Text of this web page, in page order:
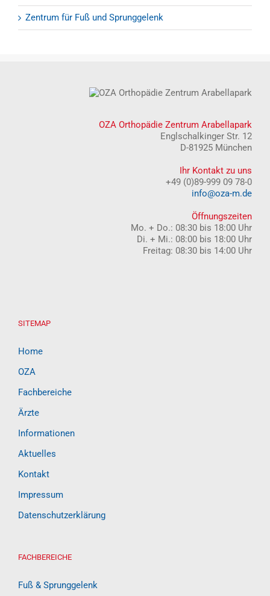
Zentrum für Fuß und Sprunggelenk
OZA Orthopädie Zentrum Arabellapark
Englschalkinger Str. 12
D-81925 München
Ihr Kontakt zu uns
+49 (0)89-999 09 78-0
info@oza-m.de
Öffnungszeiten
Mo. + Do.: 08:30 bis 18:00 Uhr
Di. + Mi.: 08:00 bis 18:00 Uhr
Freitag: 08:30 bis 14:00 Uhr
SITEMAP
Home
OZA
Fachbereiche
Ärzte
Informationen
Aktuelles
Kontakt
Impressum
Datenschutzerklärung
FACHBEREICHE
Fuß & Sprunggelenk